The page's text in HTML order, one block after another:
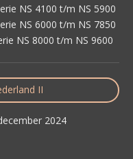
NS 4100 t/m NS 5900
NS 6000 t/m NS 7850
NS 8000 t/m NS 9600
II
2024